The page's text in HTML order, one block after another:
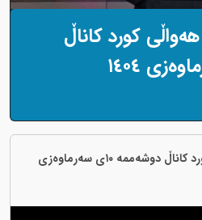
کورد کاناڵ
هەواڵەکانی ژووری هەواڵی کورد کاناڵ دوشەممە ١٠ی سەرماوەزی